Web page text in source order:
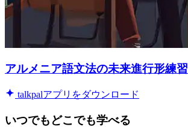
アルメニア語文法の未来進行形練習
talkpalアプリをダウンロード
いつでもどこでも学べる